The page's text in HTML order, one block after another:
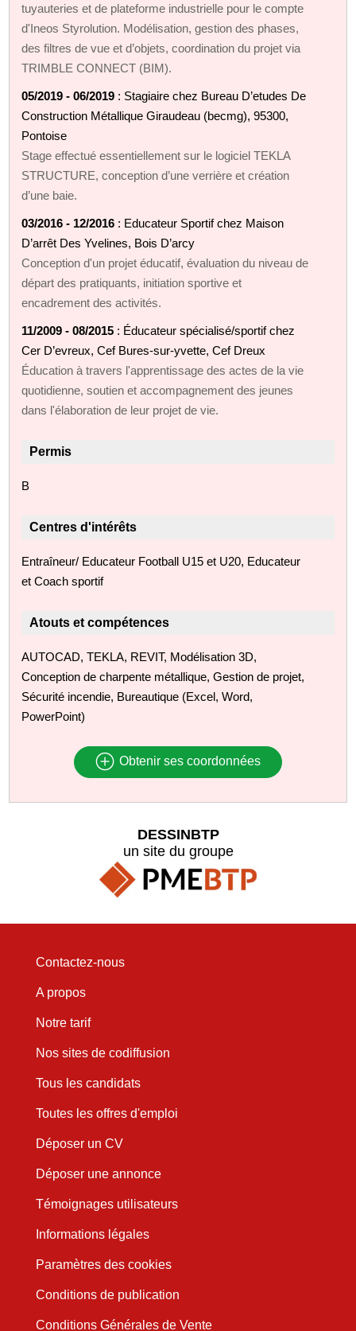
tuyauteries et de plateforme industrielle pour le compte
d'Ineos Styrolution. Modélisation, gestion des phases,
des filtres de vue et d’objets, coordination du projet via
TRIMBLE CONNECT (BIM).
05/2019 - 06/2019 : Stagiaire chez Bureau D’etudes De
Construction Métallique Giraudeau (becmg), 95300,
Pontoise
Stage effectué essentiellement sur le logiciel TEKLA
STRUCTURE, conception d’une verrière et création
d’une baie.
03/2016 - 12/2016 : Educateur Sportif chez Maison
D’arrêt Des Yvelines, Bois D’arcy
Conception d'un projet éducatif, évaluation du niveau de
départ des pratiquants, initiation sportive et
encadrement des activités.
11/2009 - 08/2015 : Éducateur spécialisé/sportif chez
Cer D’evreux, Cef Bures-sur-yvette, Cef Dreux
Éducation à travers l'apprentissage des actes de la vie
quotidienne, soutien et accompagnement des jeunes
dans l'élaboration de leur projet de vie.
Permis
B
Centres d'intérêts
Entraîneur/ Educateur Football U15 et U20, Educateur
et Coach sportif
Atouts et compétences
AUTOCAD, TEKLA, REVIT, Modélisation 3D,
Conception de charpente métallique, Gestion de projet,
Sécurité incendie, Bureautique (Excel, Word,
PowerPoint)
Obtenir ses coordonnées
DESSINBTP
un site du groupe
Contactez-nous
A propos
Notre tarif
Nos sites de codiffusion
Tous les candidats
Toutes les offres d'emploi
Déposer un CV
Déposer une annonce
Témoignages utilisateurs
Informations légales
Paramètres des cookies
Conditions de publication
Conditions Générales de Vente